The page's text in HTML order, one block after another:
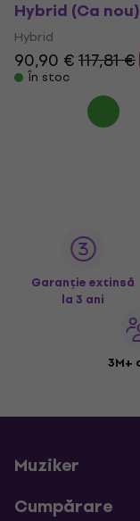
Hybrid (Ca nou)
Hybrid
90,90 €117,81 €
În stoc
Garanție extinsă
la 3 ani
3M+
Muziker
Cumpărare